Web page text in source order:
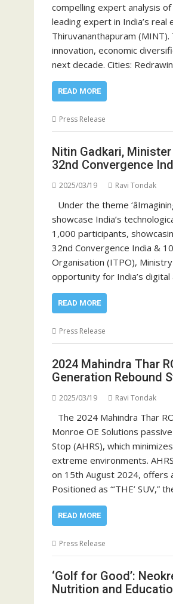
compelling expert analysis
leading expert in India’s
Thiruvananthapuram
innovation, economic
next decade. Cities:
READ MORE
Press Release
Nitin Gadkari,
32nd Convergence
2025/03/19 Ravi Tondak
Under the theme
showcase India’s
1,000 participants,
32nd Convergence India &
Organisation (ITPO),
opportunity for India’s
READ MORE
Press Release
2024 Mahindra Thar
Generation Rebound
2025/03/19 Ravi Tondak
The 2024 Mahindra Thar
Monroe OE Solutions
Stop (AHRS), which
extreme environments.
on 15th August 2024, offers
Positioned as “‘THE’
READ MORE
Press Release
‘Golf for Good’:
Nutrition and